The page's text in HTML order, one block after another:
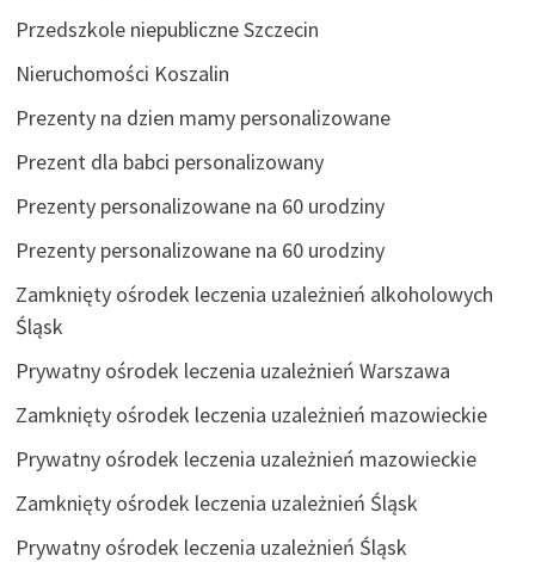
Przedszkole niepubliczne Szczecin
Nieruchomości Koszalin
Prezenty na dzien mamy personalizowane
Prezent dla babci personalizowany
Prezenty personalizowane na 60 urodziny
Prezenty personalizowane na 60 urodziny
Zamknięty ośrodek leczenia uzależnień alkoholowych
Śląsk
Prywatny ośrodek leczenia uzależnień Warszawa
Zamknięty ośrodek leczenia uzależnień mazowieckie
Prywatny ośrodek leczenia uzależnień mazowieckie
Zamknięty ośrodek leczenia uzależnień Śląsk
Prywatny ośrodek leczenia uzależnień Śląsk